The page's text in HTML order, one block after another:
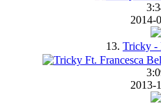
2014-
13. Tricky -
2013-